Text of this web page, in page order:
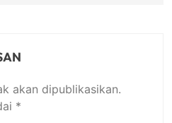
akan dipublikasikan.
*